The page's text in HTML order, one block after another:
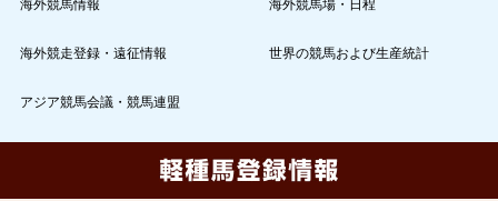
海外競馬情報 海外競馬場・日程
海外競走登録・遠征情報 世界の競馬および生産統計
アジア競馬会議・競馬連盟